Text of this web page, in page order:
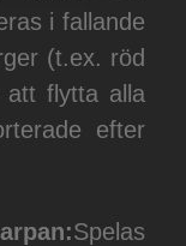
i fallande
(t.ex. röd
flytta alla
efter
Spelas